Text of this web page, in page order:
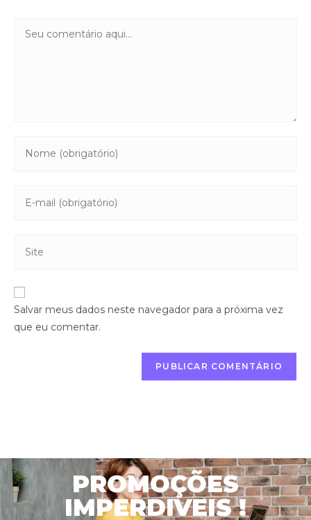
Salvar meus dados neste navegador para a próxima vez
que eu comentar.
PROMOÇÕES
IMPERDIVEIS !